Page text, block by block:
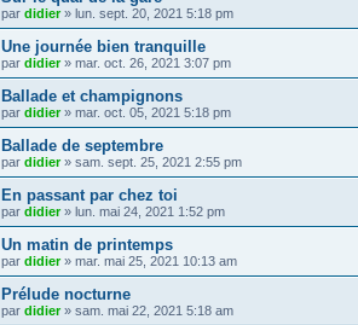
par didier» lun. sept. 20, 2021 5:18 pm
Une journée bien tranquille
par didier» mar. oct. 26, 2021 3:07 pm
Ballade et champignons
par didier» mar. oct. 05, 2021 5:18 pm
Ballade de septembre
par didier» sam. sept. 25, 2021 2:55 pm
En passant par chez toi
par didier» lun. mai 24, 2021 1:52 pm
Un matin de printemps
par didier» mar. mai 25, 2021 10:13 am
Prélude nocturne
par didier» sam. mai 22, 2021 5:18 am